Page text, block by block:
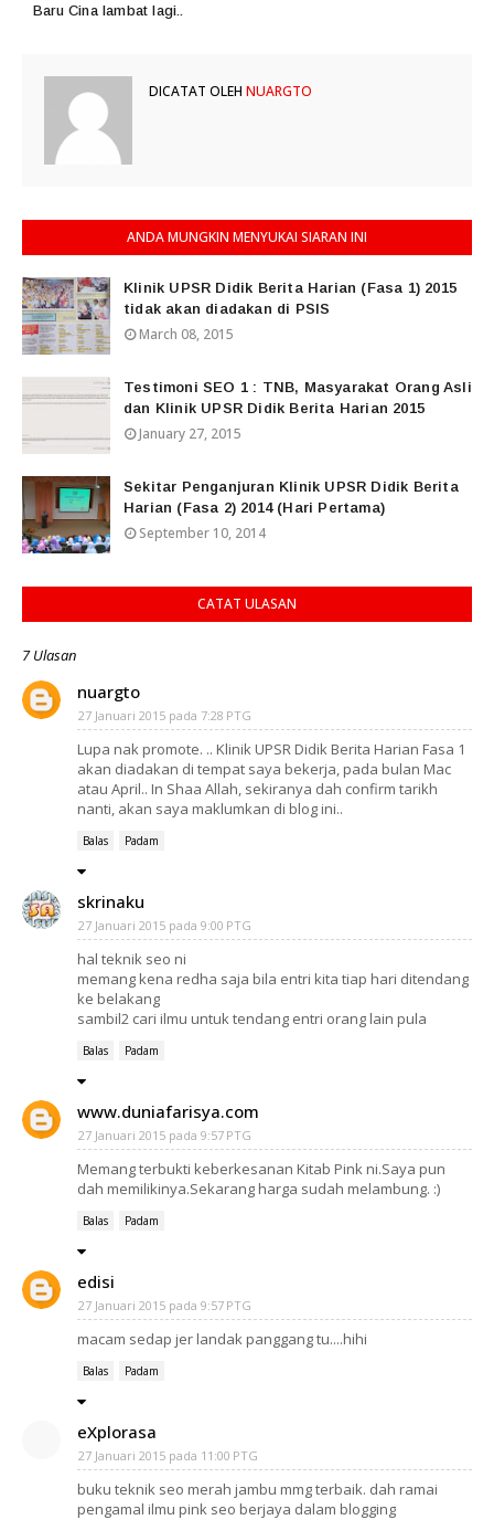
Baru Cina lambat lagi..
DICATAT OLEH NUARGTO
ANDA MUNGKIN MENYUKAI SIARAN INI
Klinik UPSR Didik Berita Harian (Fasa 1) 2015
tidak akan diadakan di PSIS
March 08, 2015
Testimoni SEO 1 : TNB, Masyarakat Orang Asli
dan Klinik UPSR Didik Berita Harian 2015
January 27, 2015
Sekitar Penganjuran Klinik UPSR Didik Berita
Harian (Fasa 2) 2014 (Hari Pertama)
September 10, 2014
CATAT ULASAN
7 Ulasan
nuargto
27 Januari 2015 pada 7:28 PTG
Lupa nak promote. .. Klinik UPSR Didik Berita Harian Fasa 1
akan diadakan di tempat saya bekerja, pada bulan Mac
atau April.. In Shaa Allah, sekiranya dah confirm tarikh
nanti, akan saya maklumkan di blog ini..
Balas Padam
skrinaku
27 Januari 2015 pada 9:00 PTG
hal teknik seo ni
memang kena redha saja bila entri kita tiap hari ditendang
ke belakang
sambil2 cari ilmu untuk tendang entri orang lain pula
Balas Padam
www.duniafarisya.com
27 Januari 2015 pada 9:57 PTG
Memang terbukti keberkesanan Kitab Pink ni.Saya pun
dah memilikinya.Sekarang harga sudah melambung. :)
Balas Padam
edisi
27 Januari 2015 pada 9:57 PTG
macam sedap jer landak panggang tu....hihi
Balas Padam
eXplorasa
27 Januari 2015 pada 11:00 PTG
buku teknik seo merah jambu mmg terbaik. dah ramai
pengamal ilmu pink seo berjaya dalam blogging